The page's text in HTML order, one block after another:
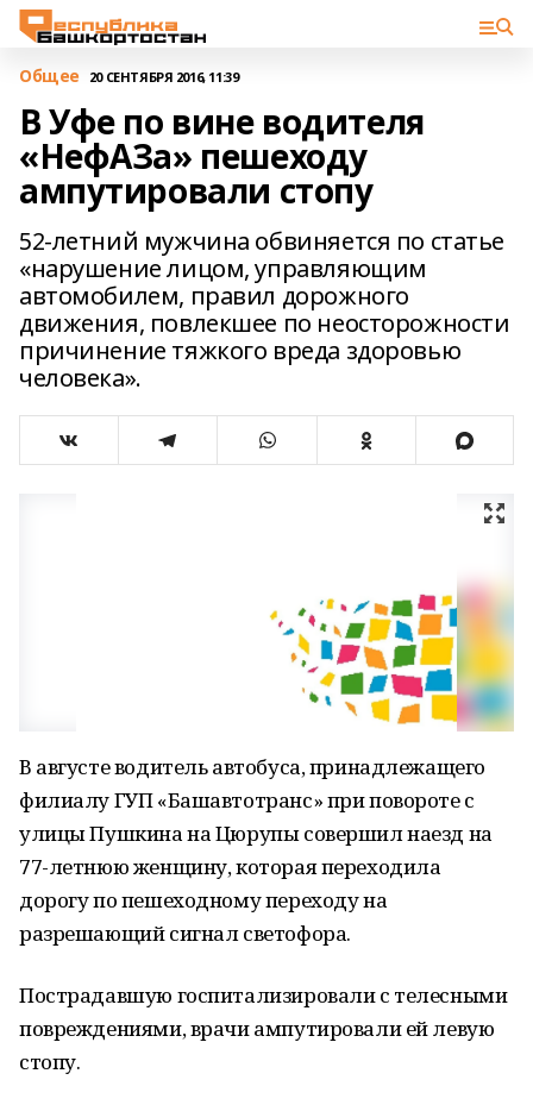
Общее 20 СЕНТЯБРЯ 2016, 11:39
В Уфе по вине водителя
«НефАЗа» пешеходу
ампутировали стопу
52-летний мужчина обвиняется по статье
«нарушение лицом, управляющим
автомобилем, правил дорожного
движения, повлекшее по неосторожности
причинение тяжкого вреда здоровью
человека».
В августе водитель автобуса, принадлежащего
филиалу ГУП «Башавтотранс» при повороте с
улицы Пушкина на Цюрупы совершил наезд на
77-летнюю женщину, которая переходила
дорогу по пешеходному переходу на
разрешающий сигнал светофора.
Пострадавшую госпитализировали с телесными
повреждениями, врачи ампутировали ей левую
стопу.